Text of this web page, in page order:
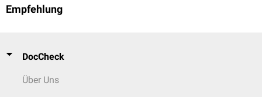
Empfehlung
DocCheck
Über Uns